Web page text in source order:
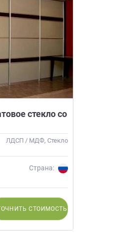
стекло со
ЛДСП / МДФ, Стекло
Страна:
СТОИМОСТЬ